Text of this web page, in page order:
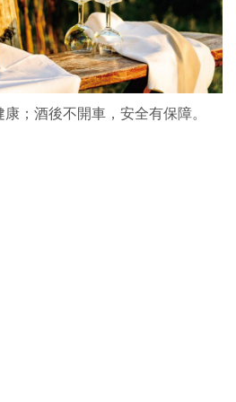
；酒後不開車，安全有保障。